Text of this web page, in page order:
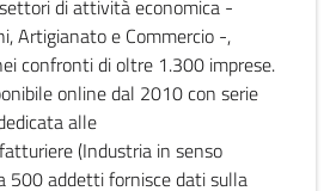
di attività economica -
Artigianato e Commercio -,
confronti di oltre 1.300 imprese.
online dal 2010 con serie
alle
(Industria in senso
500 addetti fornisce dati sulla